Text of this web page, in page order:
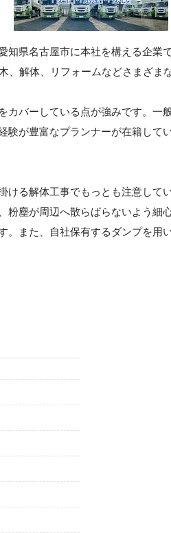
知県名古屋市に本社を構える企業
、解体、リフォームなどさまざま
カバーしている点が強みです。一
験が豊富なプランナーが在籍して
ける解体工事でもっとも注意して
粉塵が周辺へ散らばらないよう細
また、自社保有するダンプを用